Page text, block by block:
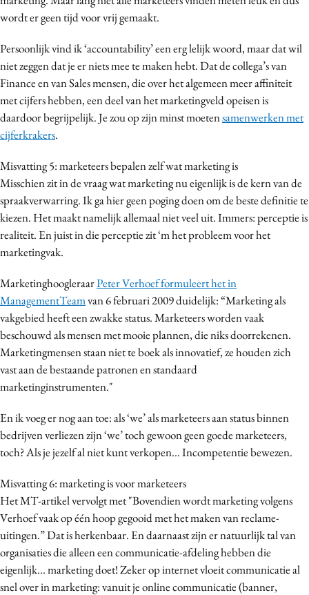
wordt er geen tijd voor vrij gemaakt.
Persoonlijk vind ik ‘accountability’ een erg lelijk woord, maar dat wil
niet zeggen dat je er niets mee te maken hebt. Dat de collega’s van
Finance en van Sales mensen, die over het algemeen meer affiniteit
met cijfers hebben, een deel van het marketingveld opeisen is
daardoor begrijpelijk. Je zou op zijn minst moetensamenwerken met
cijferkrakers.
Misvatting 5: marketeers bepalen zelf wat marketing is
Misschien zit in de vraag wat marketing nu eigenlijk is de kern van de
spraakverwarring. Ik ga hier geen poging doen om de beste definitie te
kiezen. Het maakt namelijk allemaal niet veel uit. Immers: perceptie is
realiteit. En juist in die perceptie zit ‘m het probleem voor het
marketingvak.
MarketinghoogleraarPeter Verhoef formuleert het in
ManagementTeamvan 6 februari 2009 duidelijk: “Marketing als
vakgebied heeft een zwakke status. Marketeers worden vaak
beschouwd als mensen met mooie plannen, die niks doorrekenen.
Marketingmensen staan niet te boek als innovatief, ze houden zich
vast aan de bestaande patronen en standaard
marketinginstrumenten."
En ik voeg er nog aan toe: als ‘we’ als marketeers aan status binnen
bedrijven verliezen zijn ‘we’ toch gewoon geen goede marketeers,
toch? Als je jezelf al niet kunt verkopen... Incompetentie bewezen.
Misvatting 6: marketing is voor marketeers
Het MT-artikel vervolgt met "Bovendien wordt marketing volgens
Verhoef vaak op één hoop gegooid met het maken van reclame-
uitingen.” Dat is herkenbaar. En daarnaast zijn er natuurlijk tal van
organisaties die alleen een communicatie-afdeling hebben die
eigenlijk... marketing doet! Zeker op internet vloeit communicatie al
snel over in marketing: vanuit je online communicatie (banner,